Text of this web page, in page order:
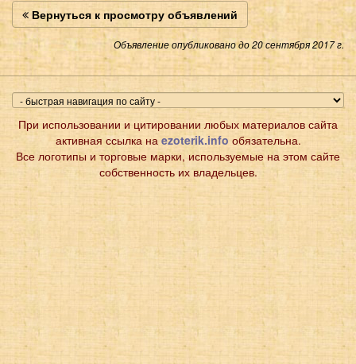
Вернуться к просмотру объявлений
Объявление опубликовано до 20 сентября 2017 г.
При использовании и цитировании любых материалов сайта
активная ссылка на ezoterik.info обязательна.
Все логотипы и торговые марки, используемые на этом сайте
собственность их владельцев.